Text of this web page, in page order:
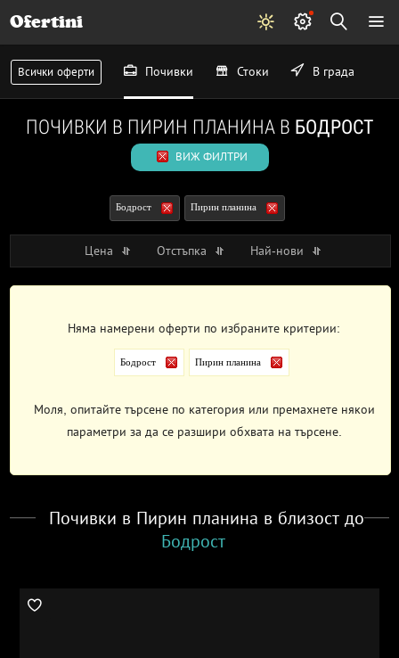
Ofertini
Всички оферти Почивки Стоки В града
ПОЧИВКИ В ПИРИН ПЛАНИНА В БОДРОСТ
ВИЖ ФИЛТРИ
Бодрост Пирин планина
Цена Отстъпка Най-нови
Няма намерени оферти по избраните критерии:
Бодрост Пирин планина
Моля, опитайте търсене по категория или премахнете някои
параметри за да се разшири обхвата на търсене.
Почивки в Пирин планина в близост до
Бодрост